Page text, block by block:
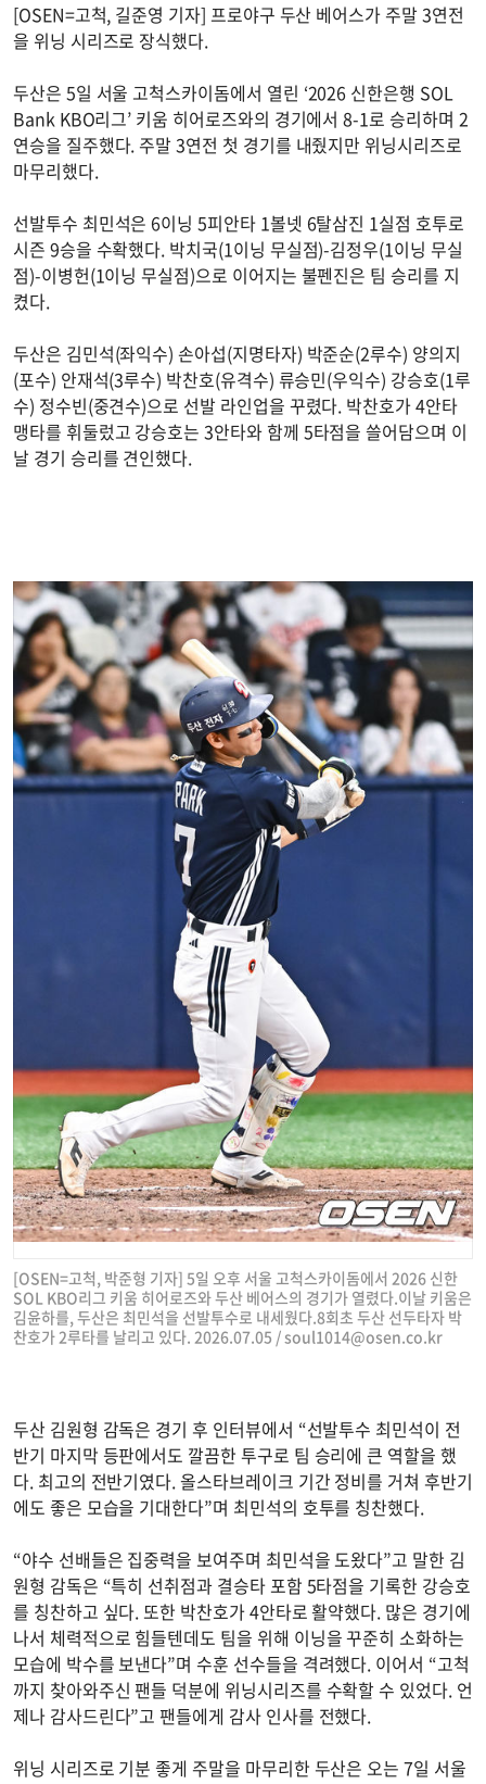
[OSEN=고척, 길준영 기자] 프로야구 두산 베어스가 주말 3연전
을 위닝 시리즈로 장식했다.
두산은 5일 서울 고척스카이돔에서 열린 ‘2026 신한은행 SOL
Bank KBO리그’ 키움 히어로즈와의 경기에서 8-1로 승리하며 2
연승을 질주했다. 주말 3연전 첫 경기를 내줬지만 위닝시리즈로
마무리했다.
선발투수 최민석은 6이닝 5피안타 1볼넷 6탈삼진 1실점 호투로
시즌 9승을 수확했다. 박치국(1이닝 무실점)-김정우(1이닝 무실
점)-이병헌(1이닝 무실점)으로 이어지는 불펜진은 팀 승리를 지
켰다.
두산은 김민석(좌익수) 손아섭(지명타자) 박준순(2루수) 양의지
(포수) 안재석(3루수) 박찬호(유격수) 류승민(우익수) 강승호(1루
수) 정수빈(중견수)으로 선발 라인업을 꾸렸다. 박찬호가 4안타
맹타를 휘둘렀고 강승호는 3안타와 함께 5타점을 쓸어담으며 이
날 경기 승리를 견인했다.
[OSEN=고척, 박준형 기자] 5일 오후 서울 고척스카이돔에서 2026 신한
SOL KBO리그 키움 히어로즈와 두산 베어스의 경기가 열렸다.이날 키움은
김윤하를, 두산은 최민석을 선발투수로 내세웠다.8회초 두산 선두타자 박
찬호가 2루타를 날리고 있다. 2026.07.05 /soul1014@osen.co.kr
두산 김원형 감독은 경기 후 인터뷰에서 “선발투수 최민석이 전
반기 마지막 등판에서도 깔끔한 투구로 팀 승리에 큰 역할을 했
다. 최고의 전반기였다. 올스타브레이크 기간 정비를 거쳐 후반기
에도 좋은 모습을 기대한다”며 최민석의 호투를 칭찬했다.
“야수 선배들은 집중력을 보여주며 최민석을 도왔다”고 말한 김
원형 감독은 “특히 선취점과 결승타 포함 5타점을 기록한 강승호
를 칭찬하고 싶다. 또한 박찬호가 4안타로 활약했다. 많은 경기에
나서 체력적으로 힘들텐데도 팀을 위해 이닝을 꾸준히 소화하는
모습에 박수를 보낸다”며 수훈 선수들을 격려했다. 이어서 “고척
까지 찾아와주신 팬들 덕분에 위닝시리즈를 수확할 수 있었다. 언
제나 감사드린다”고 팬들에게 감사 인사를 전했다.
위닝 시리즈로 기분 좋게 주말을 마무리한 두산은 오는 7일 서울